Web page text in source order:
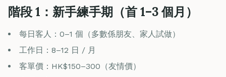
階段 1：新手練手期（首 1–3 個月）
每日客人：0–1 個（多數係朋友、家人試做）
工作日：8–12 日 / 月
客單價：HK$150–300（友情價）